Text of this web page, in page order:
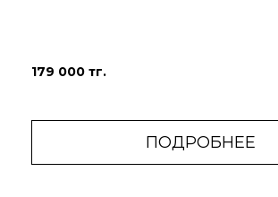
179 000 тг.
ПОДРОБНЕЕ